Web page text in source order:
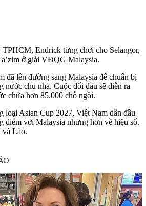
Endrick từng chơi cho Selangor,
ở giải VĐQG Malaysia.
đã lên đường sang Malaysia để chuẩn bị
nước chủ nhà. Cuộc đối đầu sẽ diễn ra
chứa hơn 85.000 chỗ ngồi.
loại Asian Cup 2027, Việt Nam dẫn đầu
điểm với Malaysia nhưng hơn về hiệu số.
và Lào.